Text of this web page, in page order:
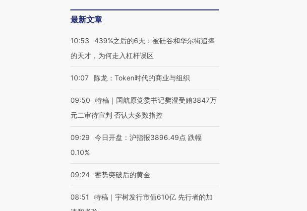
最新文章
10:53
439%之后的6天：被硅谷和华尔街追捧
的天才，为何走入杠杆误区
10:07 陈龙：Token时代的商业与组织
09:50
特稿｜国航原党委书记樊澄受贿3847万
元二审待宣判 否认大多数指控
09:29
今日开盘：沪指报3896.49点 跌幅
0.10%
09:24 蓄势突破后的黄金
08:51
特稿｜宇树发行市值610亿 先行者的加